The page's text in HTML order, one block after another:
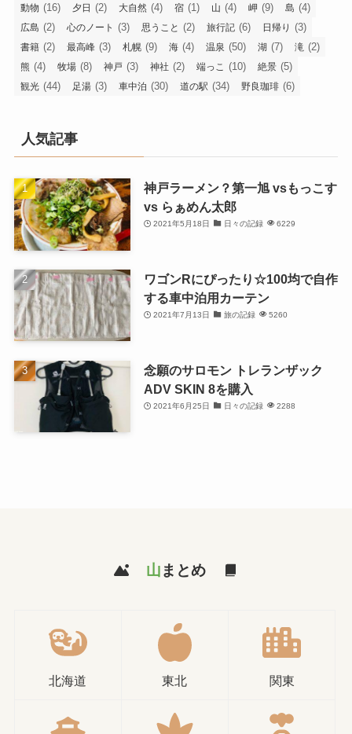
動物 (16) 夕日 (2) 大自然 (4) 宿 (1) 山 (4) 岬 (9) 島 (4)
広島 (2) 心のノート (3) 思うこと (2) 旅行記 (6) 日帰り (3)
書籍 (2) 最高峰 (3) 札幌 (9) 海 (4) 温泉 (50) 湖 (7) 滝 (2)
熊 (4) 牧場 (8) 神戸 (3) 神社 (2) 端っこ (10) 絶景 (5)
観光 (44) 足湯 (3) 車中泊 (30) 道の駅 (34) 野良珈琲 (6)
人気記事
神戸ラーメン？第一旭 vsもっこす
vs らぁめん太郎
2021年5月18日 日々の記録 6229
ワゴンRにぴったり☆100均で自作
する車中泊用カーテン
2021年7月13日 旅の記録 5260
念願のサロモン トレランザック
ADV SKIN 8を購入
2021年6月25日 日々の記録 2288
山 まとめ
北海道 東北 関東